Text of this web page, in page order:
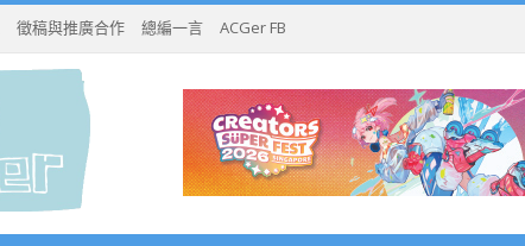
徵稿與推廣合作 總編一言 ACGer FB